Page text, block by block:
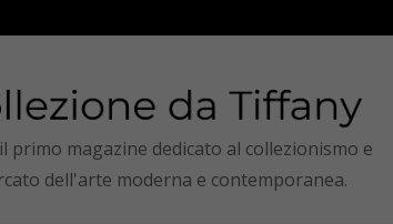
primo magazine dedicato al collezionismo e
dell'arte moderna e contemporanea.